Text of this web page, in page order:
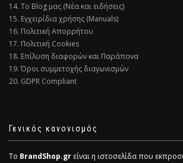
14. Το Blog μας (Νέα και ειδήσεις)
15. Εγχειρίδια χρήσης (Manuals)
16. Πολιτική Απορρήτου
17. Πολιτική Cookies
18. Επίλυση διαφορών και Παράπονα
19. Όροι συμμετοχής διαγωνισμών
20. GDPR Compliant
Γενικός κανονισμός
Το BrandShop.gr είναι η ιστοσελίδα που